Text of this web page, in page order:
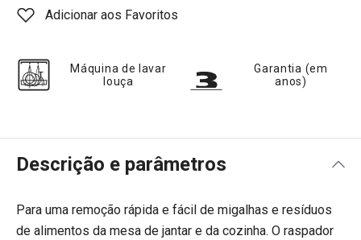
Adicionar aos Favoritos
Máquina de lavar
louça
Garantia (em
anos)
Descrição e parâmetros
Para uma remoção rápida e fácil de migalhas e resíduos
de alimentos da mesa de jantar e da cozinha. O raspador